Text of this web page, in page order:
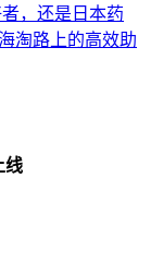
，还是日本药
淘路上的高效助
线